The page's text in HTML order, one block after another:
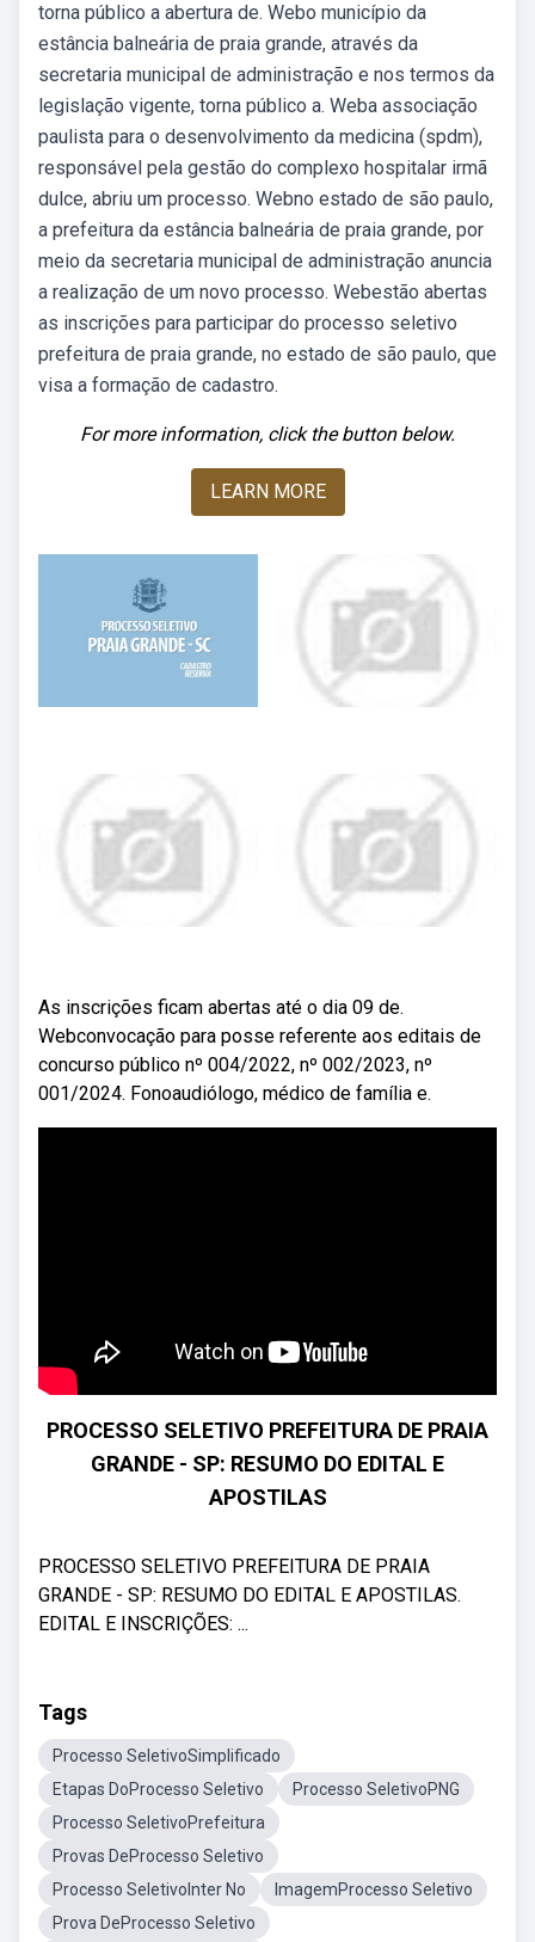
torna público a abertura de. Webo município da
estância balneária de praia grande, através da
secretaria municipal de administração e nos termos da
legislação vigente, torna público a. Weba associação
paulista para o desenvolvimento da medicina (spdm),
responsável pela gestão do complexo hospitalar irmã
dulce, abriu um processo. Webno estado de são paulo,
a prefeitura da estância balneária de praia grande, por
meio da secretaria municipal de administração anuncia
a realização de um novo processo. Webestão abertas
as inscrições para participar do processo seletivo
prefeitura de praia grande, no estado de são paulo, que
visa a formação de cadastro.
For more information, click the button below.
LEARN MORE
As inscrições ficam abertas até o dia 09 de.
Webconvocação para posse referente aos editais de
concurso público nº 004/2022, nº 002/2023, nº
001/2024. Fonoaudiólogo, médico de família e.
PROCESSO SELETIVO PREFEITURA DE PRAIA
GRANDE - SP: RESUMO DO EDITAL E
APOSTILAS
PROCESSO SELETIVO PREFEITURA DE PRAIA
GRANDE - SP: RESUMO DO EDITAL E APOSTILAS.
EDITAL E INSCRIÇÕES: ...
Tags
Processo SeletivoSimplificado
Etapas DoProcesso Seletivo
Processo SeletivoPNG
Processo SeletivoPrefeitura
Provas DeProcesso Seletivo
Processo SeletivoInter No
ImagemProcesso Seletivo
Prova DeProcesso Seletivo